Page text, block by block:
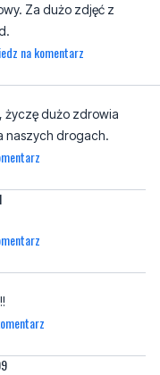
Za dużo zdjęć z
na komentarz
życzę dużo zdrowia
naszych drogach.